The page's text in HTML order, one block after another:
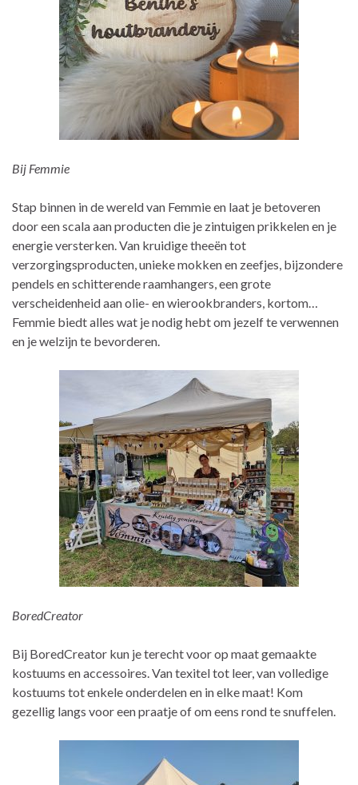
Bij Femmie
Stap binnen in de wereld van Femmie en laat je betoveren
door een scala aan producten die je zintuigen prikkelen en je
energie versterken. Van kruidige theeën tot
verzorgingsproducten, unieke mokken en zeefjes, bijzondere
pendels en schitterende raamhangers, een grote
verscheidenheid aan olie- en wierookbranders, kortom…
Femmie biedt alles wat je nodig hebt om jezelf te verwennen
en je welzijn te bevorderen.
BoredCreator
Bij BoredCreator kun je terecht voor op maat gemaakte
kostuums en accessoires. Van texitel tot leer, van volledige
kostuums tot enkele onderdelen en in elke maat! Kom
gezellig langs voor een praatje of om eens rond te snuffelen.